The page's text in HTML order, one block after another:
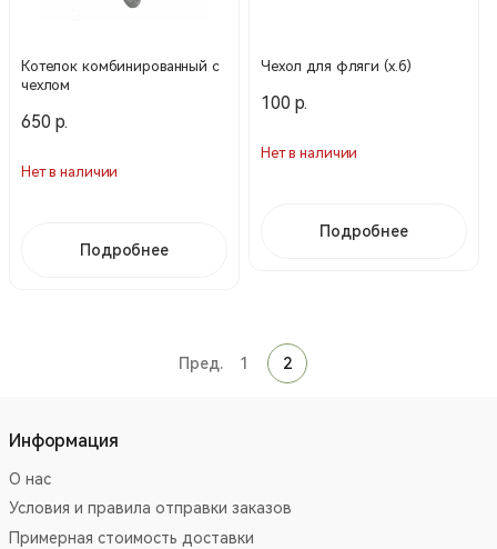
Котелок комбинированный с
чехлом
650 р.
Нет в наличии
Подробнее
Чехол для фляги (х.б)
100 р.
Нет в наличии
Подробнее
Пред. 1 2
Информация
О нас
Условия и правила отправки заказов
Примерная стоимость доставки